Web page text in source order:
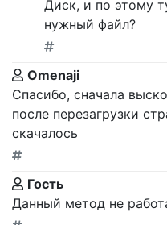
Диск, и по этому
нужный файл?
Omenaji
Спасибо, сначала
после перезагрузки
скачалось
Гость
Данный метод не